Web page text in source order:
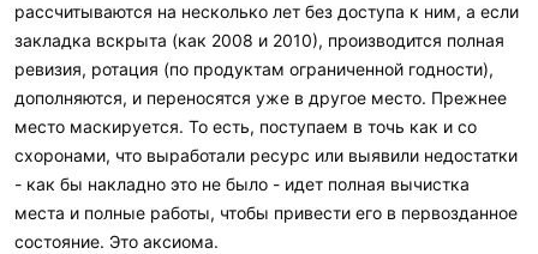
рассчитываются на несколько лет без доступа к ним, а если
закладка вскрыта (как 2008 и 2010), производится полная
ревизия, ротация (по продуктам ограниченной годности),
дополняются, и переносятся уже в другое место. Прежнее
место маскируется. То есть, поступаем в точь как и со
схоронами, что выработали ресурс или выявили недостатки
- как бы накладно это не было - идет полная вычистка
места и полные работы, чтобы привести его в первозданное
состояние. Это аксиома.